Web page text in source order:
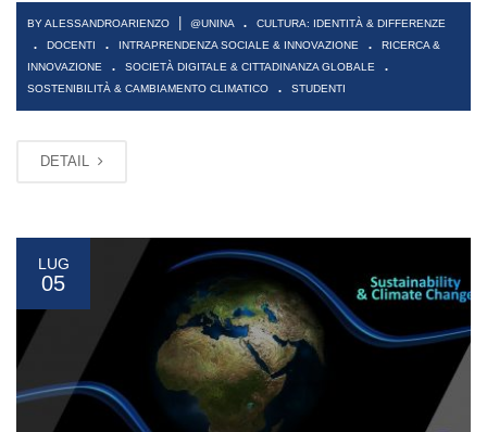
BY ALESSANDROARIENZO @UNINA . CULTURA: IDENTITÀ & DIFFERENZE
. DOCENTI . INTRAPRENDENZA SOCIALE & INNOVAZIONE .
RICERCA &
INNOVAZIONE
. SOCIETÀ DIGITALE & CITTADINANZA GLOBALE .
SOSTENIBILITÀ & CAMBIAMENTO CLIMATICO . STUDENTI
DETAIL
LUG
05